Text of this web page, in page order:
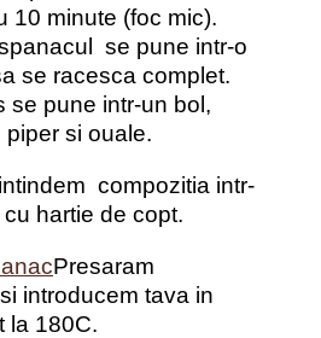
10 minute (foc mic).
se pune intr-o
se racesca complet.
se pune intr-un bol,
si ouale.
compozitia intr-
hartie de copt.
Presaram
introducem tava in
la 180C.